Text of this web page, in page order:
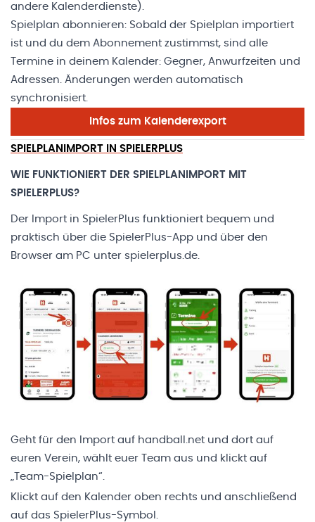
andere Kalenderdienste).
Spielplan abonnieren: Sobald der Spielplan importiert
ist und du dem Abonnement zustimmst, sind alle
Termine in deinem Kalender: Gegner, Anwurfzeiten und
Adressen. Änderungen werden automatisch
synchronisiert.
Infos zum Kalenderexport
SPIELPLANIMPORT IN SPIELERPLUS
WIE FUNKTIONIERT DER SPIELPLANIMPORT MIT
SPIELERPLUS?
Der Import in SpielerPlus funktioniert bequem und
praktisch über die SpielerPlus-App und über den
Browser am PC unter spielerplus.de.
Geht für den Import auf handball.net und dort auf
euren Verein, wählt euer Team aus und klickt auf
„Team-Spielplan“.
Klickt auf den Kalender oben rechts und anschließend
auf das SpielerPlus-Symbol.